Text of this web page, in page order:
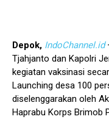
Depok, IndoChannel.id
Tjahjanto dan Kapolri
kegiatan vaksinasi
Launching desa 100
diselenggarakan oleh
Haprabu Korps Brimob